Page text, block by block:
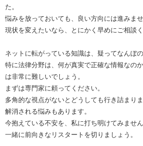
た。
悩みを放っておいても、良い方向には進みませ
現状を変えたいなら、とにかく早めにご相談く
ネットに転がっている知識は、疑ってなんぼの
特に法律分野は、何が真実で正確な情報なの
は非常に難しいでしょう。
まずは専門家に頼ってください。
多角的な視点がないとどうしても行き詰まり
解消される悩みもあります。
今抱えている不安を、私に打ち明けてみませ
一緒に前向きなリスタートを切りましょう。